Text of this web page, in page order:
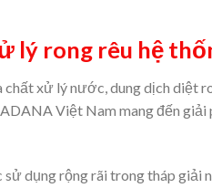
lý rong rêu hệ
chất xử lý nước, dung dịch diệt
Việt Nam mang đến giải
dụng rộng rãi trong tháp giải